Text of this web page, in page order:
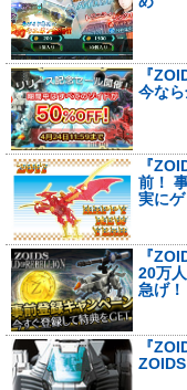
『
今なら
『
前！
実にゲ
『
20万
急げ！
『
ZOIDS